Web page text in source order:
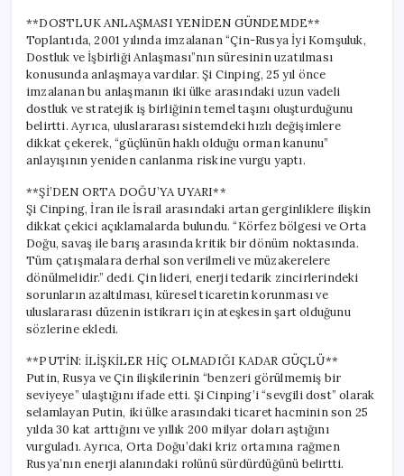
**DOSTLUK ANLAŞMASI YENİDEN GÜNDEMDE**
Toplantıda, 2001 yılında imzalanan “Çin-Rusya İyi Komşuluk,
Dostluk ve İşbirliği Anlaşması”nın süresinin uzatılması
konusunda anlaşmaya vardılar. Şi Cinping, 25 yıl önce
imzalanan bu anlaşmanın iki ülke arasındaki uzun vadeli
dostluk ve stratejik iş birliğinin temel taşını oluşturduğunu
belirtti. Ayrıca, uluslararası sistemdeki hızlı değişimlere
dikkat çekerek, “güçlünün haklı olduğu orman kanunu”
anlayışının yeniden canlanma riskine vurgu yaptı.
**Şİ’DEN ORTA DOĞU’YA UYARI**
Şi Cinping, İran ile İsrail arasındaki artan gerginliklere ilişkin
dikkat çekici açıklamalarda bulundu. “Körfez bölgesi ve Orta
Doğu, savaş ile barış arasında kritik bir dönüm noktasında.
Tüm çatışmalara derhal son verilmeli ve müzakerelere
dönülmelidir.” dedi. Çin lideri, enerji tedarik zincirlerindeki
sorunların azaltılması, küresel ticaretin korunması ve
uluslararası düzenin istikrarı için ateşkesin şart olduğunu
sözlerine ekledi.
**PUTİN: İLİŞKİLER HİÇ OLMADIĞI KADAR GÜÇLÜ**
Putin, Rusya ve Çin ilişkilerinin “benzeri görülmemiş bir
seviyeye” ulaştığını ifade etti. Şi Cinping’i “sevgili dost” olarak
selamlayan Putin, iki ülke arasındaki ticaret hacminin son 25
yılda 30 kat arttığını ve yıllık 200 milyar doları aştığını
vurguladı. Ayrıca, Orta Doğu’daki kriz ortamına rağmen
Rusya’nın enerji alanındaki rolünü sürdürdüğünü belirtti.